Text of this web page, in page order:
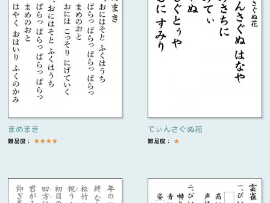
まめまき
難易度： ★★★★
てぃんさぐぬ花
難易度： ★